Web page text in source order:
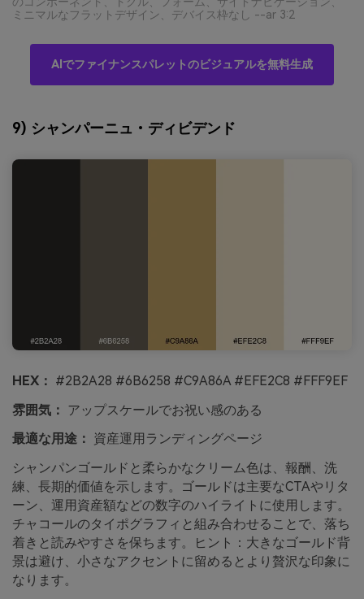
ミニマルなフラットデザイン、デバイス枠なし --ar 3:2
AIでファイナンスパレットのビジュアルを無料生成
9) シャンパーニュ・ディビデンド
HEX： #2B2A28 #6B6258 #C9A86A #EFE2C8 #FFF9EF
雰囲気： アップスケールでお祝い感のある
最適な用途： 資産運用ランディングページ
シャンパンゴールドと柔らかなクリーム色は、報酬、洗
練、長期的価値を示します。ゴールドは主要なCTAやリタ
ーン、運用資産額などの数字のハイライトに使用します。
チャコールのタイポグラフィと組み合わせることで、落ち
着きと読みやすさを保ちます。ヒント：大きなゴールド背
景は避け、小さなアクセントに留めるとより贅沢な印象に
なります。